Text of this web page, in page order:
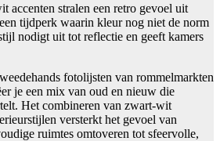
accenten stralen een retro gevoel uit
tijdperk waarin kleur nog niet de norm
nodigt uit tot reflectie en geeft kamers
fotolijsten van rommelmarkten
je een mix van oud en nieuw die
Het combineren van zwart-wit
versterkt het gevoel van
ruimtes omtoveren tot sfeervolle,